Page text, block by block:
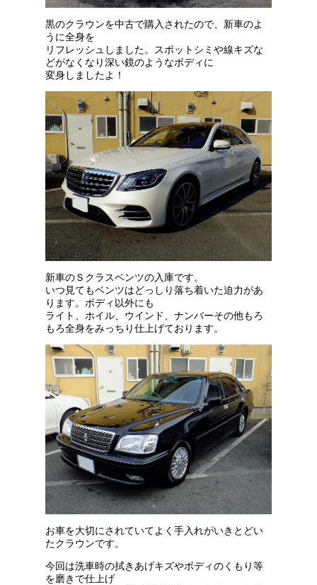
黒のクラウンを中古で購入されたので、新車のよ
うに全身を
リフレッシュしました。スポットシミや線キズな
どがなくなり深い鏡のようなボディに
変身しましたよ！
新車のＳクラスベンツの入庫です。
いつ見てもベンツはどっしり落ち着いた迫力があ
ります。 ボディ以外にも
ライト、ホイル、ウインド、ナンバーその他もろ
もろ全身をみっちり仕上げております。
お車を大切にされていてよく手入れがいきとどい
たクラウンです。
今回は洗車時の拭きあげキズやボディのくもり等
を磨きで仕上げ